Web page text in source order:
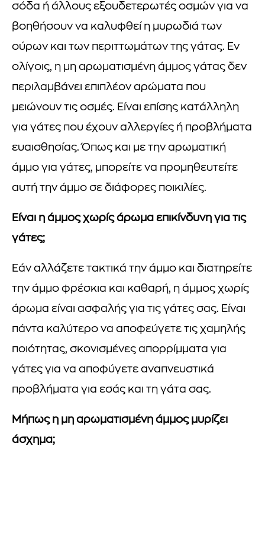
σόδα ή άλλους εξουδετερωτές οσμών για να
βοηθήσουν να καλυφθεί η μυρωδιά των
ούρων και των περιττωμάτων της γάτας. Εν
ολίγοις, η μη αρωματισμένη άμμος γάτας δεν
περιλαμβάνει επιπλέον αρώματα που
μειώνουν τις οσμές. Είναι επίσης κατάλληλη
για γάτες που έχουν αλλεργίες ή προβλήματα
ευαισθησίας. Όπως και με την αρωματική
άμμο για γάτες, μπορείτε να προμηθευτείτε
αυτή την άμμο σε διάφορες ποικιλίες.
Είναι η άμμος χωρίς άρωμα επικίνδυνη για τις
γάτες;
Εάν αλλάζετε τακτικά την άμμο και διατηρείτε
την άμμο φρέσκια και καθαρή, η άμμος χωρίς
άρωμα είναι ασφαλής για τις γάτες σας. Είναι
πάντα καλύτερο να αποφεύγετε τις χαμηλής
ποιότητας, σκονισμένες απορρίμματα για
γάτες για να αποφύγετε αναπνευστικά
προβλήματα για εσάς και τη γάτα σας.
Μήπως η μη αρωματισμένη άμμος μυρίζει
άσχημα;